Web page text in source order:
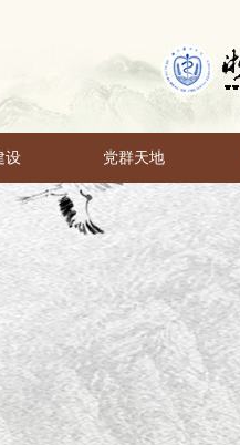
设 党群天地